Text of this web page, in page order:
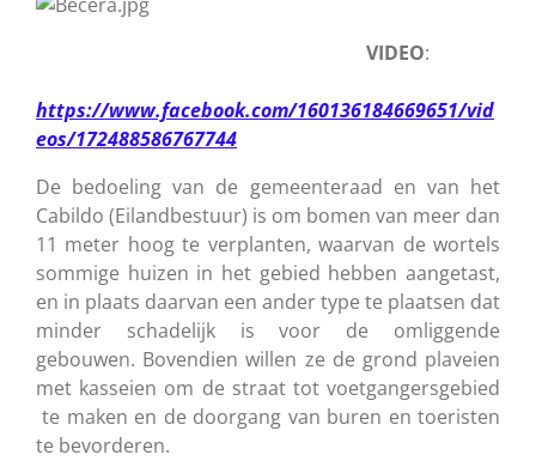
VIDEO:
https://www.facebook.com/160136184669651/vid
eos/172488586767744
De bedoeling van de gemeenteraad en van het
Cabildo (Eilandbestuur) is om bomen van meer dan
11 meter hoog te verplanten, waarvan de wortels
sommige huizen in het gebied hebben aangetast,
en in plaats daarvan een ander type te plaatsen dat
minder schadelijk is voor de omliggende
gebouwen. Bovendien willen ze de grond plaveien
met kasseien om de straat tot voetgangersgebied
te maken en de doorgang van buren en toeristen
te bevorderen.